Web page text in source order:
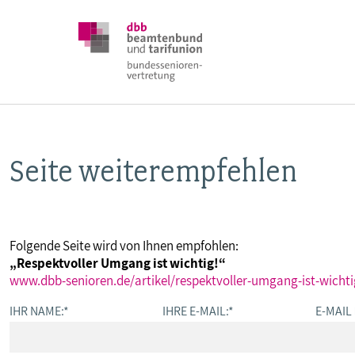
DBB SENIOREN
VERANSTALTUNGEN
Seite weiterempfehlen
Folgende Seite wird von Ihnen empfohlen:
„Respektvoller Umgang ist wichtig!“
www.dbb-senioren.de/artikel/respektvoller-umgang-ist-
IHR NAME:* IHRE E-MAIL:* E-MAIL